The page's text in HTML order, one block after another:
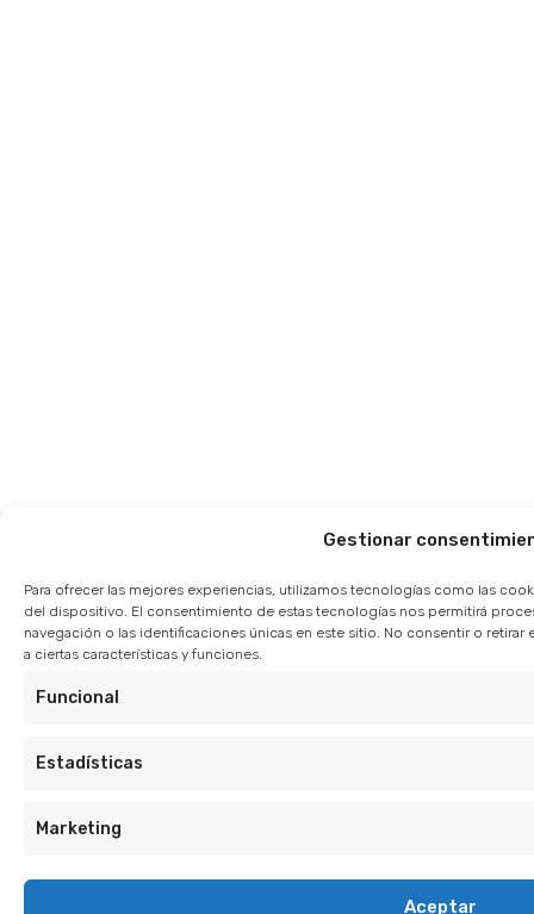
Gestionar
Para ofrecer las mejores experiencias, utilizamos tecnologías como las
del dispositivo. El consentimiento de estas tecnologías nos permitirá
navegación o las identificaciones únicas en este sitio. No consentir o
a ciertas características y funciones.
Funcional
Estadísticas
Marketing
Aceptar